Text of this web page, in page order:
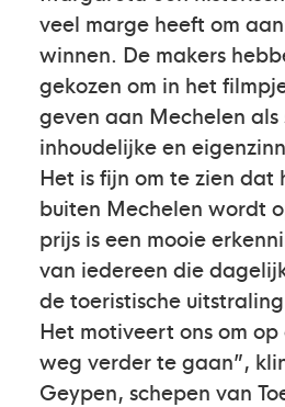
veel marge heeft om
winnen. De makers
gekozen om in het
geven aan Mechelen
inhoudelijke en
Het is fijn om te zien dat
buiten Mechelen wordt
prijs is een mooie
van iedereen die
de toeristische
Het motiveert ons om
weg verder te gaan”,
Geypen, schepen van